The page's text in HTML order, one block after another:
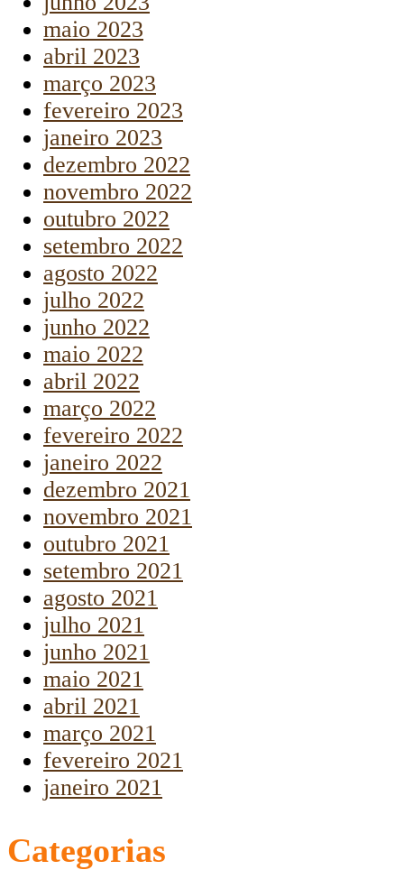
maio 2023
abril 2023
março 2023
fevereiro 2023
janeiro 2023
dezembro 2022
novembro 2022
outubro 2022
setembro 2022
agosto 2022
julho 2022
junho 2022
maio 2022
abril 2022
março 2022
fevereiro 2022
janeiro 2022
dezembro 2021
novembro 2021
outubro 2021
setembro 2021
agosto 2021
julho 2021
junho 2021
maio 2021
abril 2021
março 2021
fevereiro 2021
janeiro 2021
Categorias